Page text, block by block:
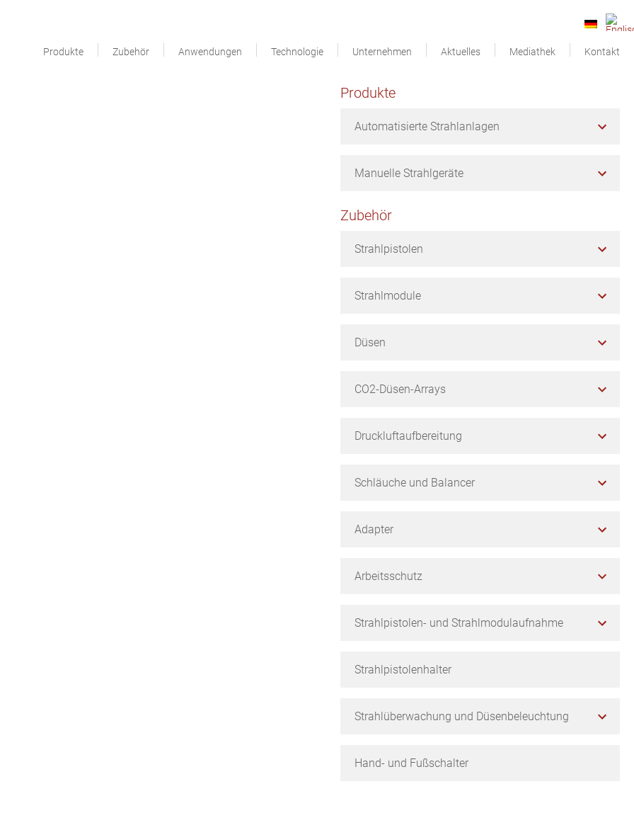
Produkte
Zubehör Anwendungen Technologie Unternehmen Aktuelles Mediathek Kontakt
Seitenspalte
Produkte
Automatisierte Strahlanlagen
Manuelle Strahlgeräte
Zubehör
Strahlpistolen
Strahlmodule
Düsen
CO2-Düsen-Arrays
Druckluftaufbereitung
Schläuche und Balancer
Adapter
Arbeitsschutz
Strahlpistolen- und Strahlmodulaufnahme
Strahlpistolenhalter
Strahlüberwachung und Düsenbeleuchtung
Hand- und Fußschalter